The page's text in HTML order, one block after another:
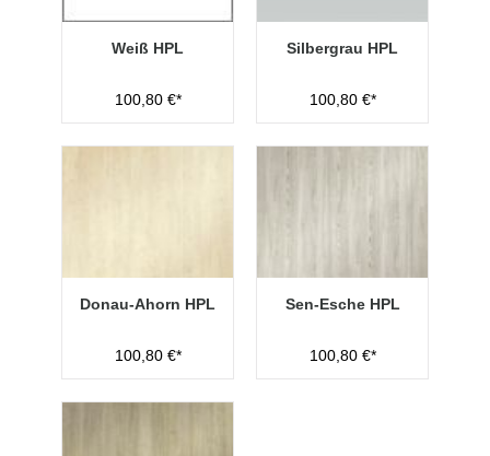
Weiß HPL
100,80 €*
Silbergrau HPL
100,80 €*
Donau-Ahorn HPL
100,80 €*
Sen-Esche HPL
100,80 €*